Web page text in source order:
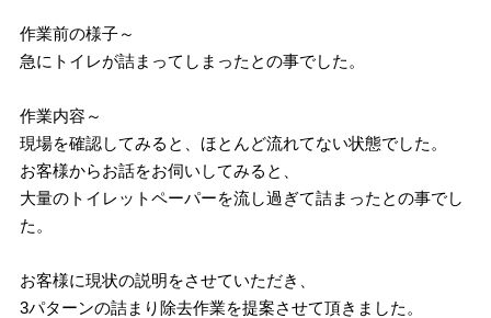
作業前の様子～
急にトイレが詰まってしまったとの事でした。
作業内容～
現場を確認してみると、ほとんど流れてない状態でした。
お客様からお話をお伺いしてみると、
大量のトイレットペーパーを流し過ぎて詰まったとの事でし
た。
お客様に現状の説明をさせていただき、
3パターンの詰まり除去作業を提案させて頂きました。